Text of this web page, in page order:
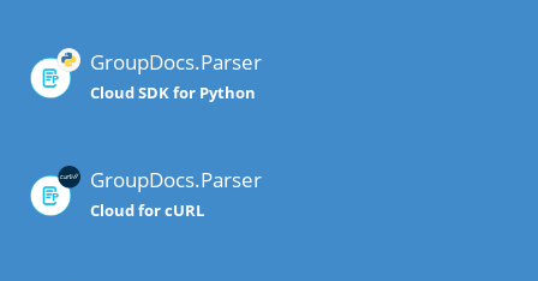
GroupDocs.Parser
Cloud SDK for Python
GroupDocs.Parser
Cloud for cURL